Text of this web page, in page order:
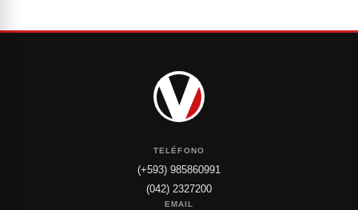
TELÉFONO
(+593) 985860991
(042) 2327200
EMAIL